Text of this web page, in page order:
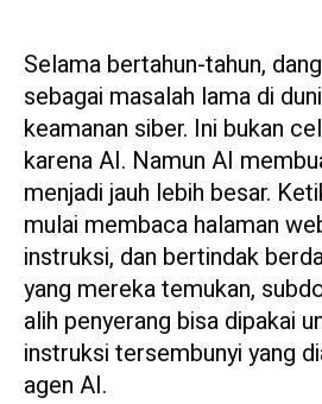
Selama bertahun-tahun,
sebagai masalah lama di
keamanan siber. Ini bukan
karena AI. Namun AI
menjadi jauh lebih besar.
mulai membaca halaman
instruksi, dan bertindak
yang mereka temukan,
alih penyerang bisa dipakai
instruksi tersembunyi yang
agen AI.